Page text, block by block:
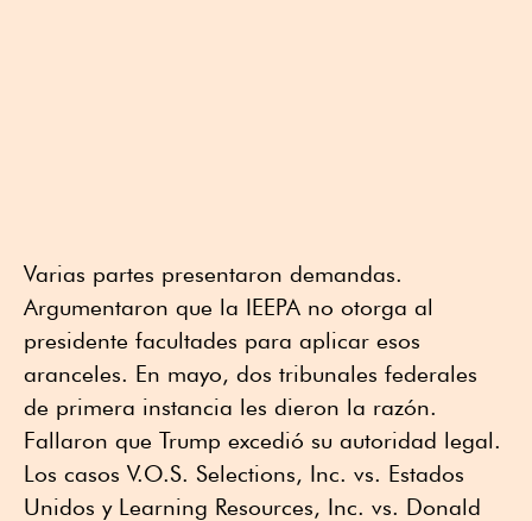
Varias partes presentaron demandas.
Argumentaron que la IEEPA no otorga al
presidente facultades para aplicar esos
aranceles. En mayo, dos tribunales federales
de primera instancia les dieron la razón.
Fallaron que Trump excedió su autoridad legal.
Los casos V.O.S. Selections, Inc. vs. Estados
Unidos y Learning Resources, Inc. vs. Donald